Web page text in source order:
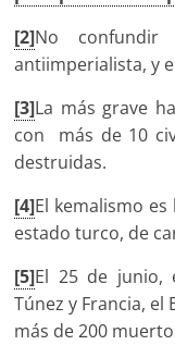
[2]No confundir
antiimperialista, y
[3]La más grave
con más de 10
destruidas.
[4]El kemalismo
estado turco, de
[5]El 25 de junio,
Túnez y Francia, el
más de 200